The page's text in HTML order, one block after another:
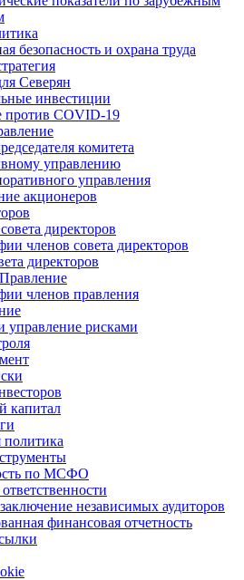
безопасность и охрана труда
Северян
инвестиции
против COVID‑19
комитета
управлению
управления
акционеров
директоров
членов совета директоров
директоров
членов правления
управление рисками
капитал
по МСФО
независимых аудиторов
финансовая отчетность